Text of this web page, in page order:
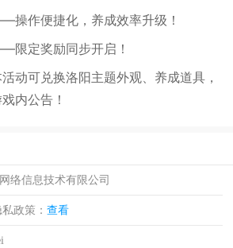
操作便捷化，养成效率升级！
限定奖励同步开启！
动可兑换洛阳主题外观、养成道具，
内公告！
络信息技术有限公司
私政策：查看